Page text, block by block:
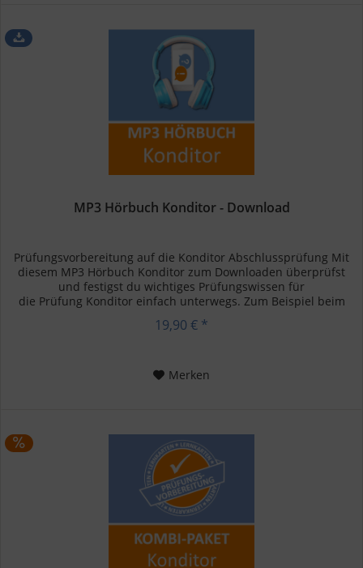
MP3 Hörbuch Konditor - Download
Prüfungsvorbereitung auf die Konditor Abschlussprüfung Mit
diesem MP3 Hörbuch Konditor zum Downloaden überprüfst
und festigst du wichtiges Prüfungswissen für
die Prüfung Konditor einfach unterwegs. Zum Beispiel beim
Autofahren, in...
19,90 € *
Merken